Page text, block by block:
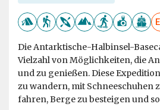
Die Antarktische-Halbinsel-
Vielzahl von Möglichkeiten, die
und zu genießen. Diese
zu wandern, mit Schneeschuhen
fahren, Berge zu besteigen und